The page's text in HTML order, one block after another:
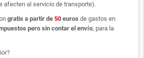
afecten al servicio de transporte).
gratis a partir de 50 euros de gastos en
pero sin contar el envío, para la